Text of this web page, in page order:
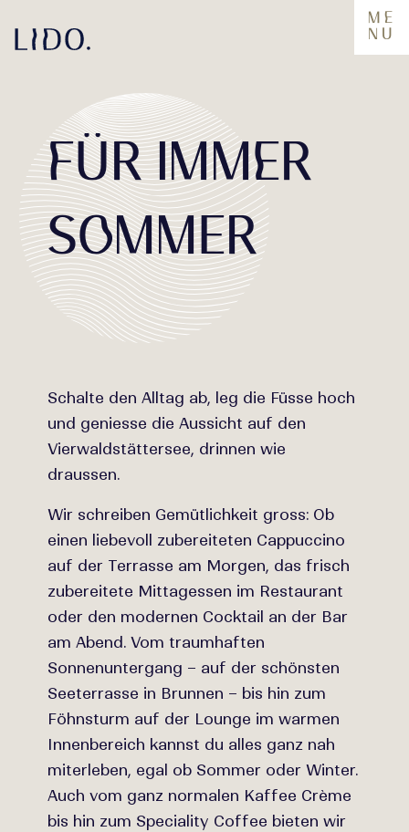
M e
NU
fÜR IMMeR
SoMMER
Schalte den Alltag ab, leg die Füsse hoch
und geniesse die Aussicht auf den
Vierwaldstättersee, drinnen wie
draussen.
Wir schreiben Gemütlichkeit gross: Ob
einen liebevoll zubereiteten Cappuccino
auf der Terrasse am Morgen, das frisch
zubereitete Mittagessen im Restaurant
oder den modernen Cocktail an der Bar
am Abend. Vom traumhaften
Sonnenuntergang – auf der schönsten
Seeterrasse in Brunnen – bis hin zum
Föhnsturm auf der Lounge im warmen
Innenbereich kannst du alles ganz nah
miterleben, egal ob Sommer oder Winter.
Auch vom ganz normalen Kaffee Crème
bis hin zum Speciality Coffee bieten wir